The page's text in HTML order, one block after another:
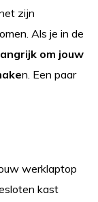
zijn
Als je in de
om jouw
n. Een paar
werklaptop
kast